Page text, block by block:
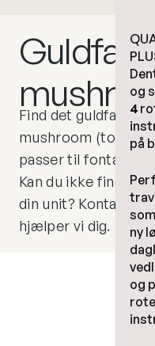
Find det guldfang
mushroom (top til
passer til
Kan du ikke finde
din unit? Kontakt os
hjælper vi dig.
og
4
på
ny
og